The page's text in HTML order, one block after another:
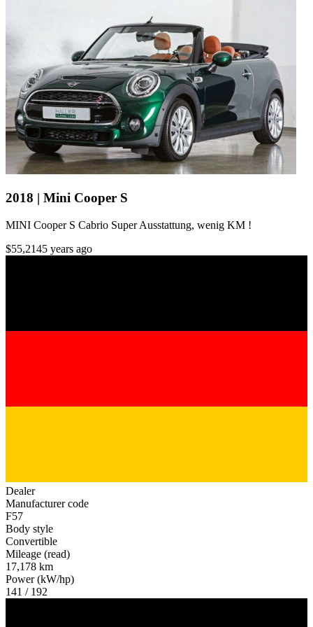
2018 | Mini Cooper S
MINI Cooper S Cabrio Super Ausstattung, wenig KM !
$55,2145 years ago
Dealer
Manufacturer code
F57
Body style
Convertible
Mileage (read)
17,178 km
Power (kW/hp)
141 / 192